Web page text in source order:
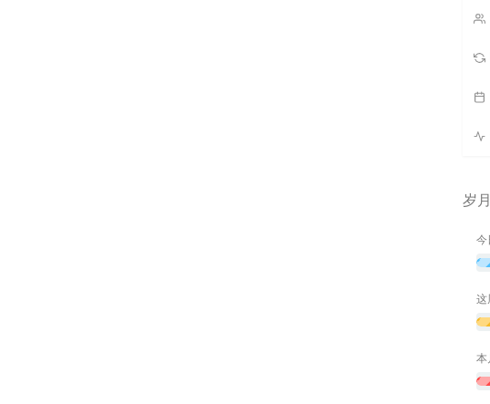
岁
今
这
本